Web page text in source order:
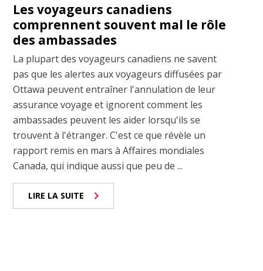
Les voyageurs canadiens
comprennent souvent mal le rôle
des ambassades
La plupart des voyageurs canadiens ne savent
pas que les alertes aux voyageurs diffusées par
Ottawa peuvent entraîner l'annulation de leur
assurance voyage et ignorent comment les
ambassades peuvent les aider lorsqu'ils se
trouvent à l'étranger. C'est ce que révèle un
rapport remis en mars à Affaires mondiales
Canada, qui indique aussi que peu de ...
LIRE LA SUITE